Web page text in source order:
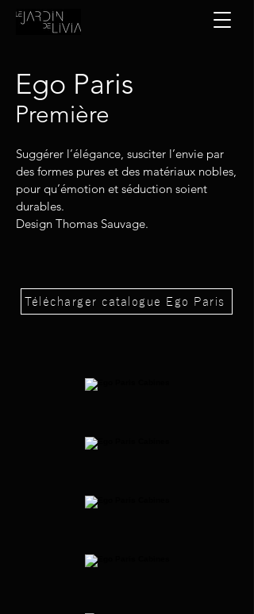
Ego Paris
Première
Suggérer l’élégance, susciter l’envie par
des formes pures et des matériaux nobles,
pour qu’émotion et séduction soient
durables.
Design Thomas Sauvage.
Télécharger catalogue Ego Paris